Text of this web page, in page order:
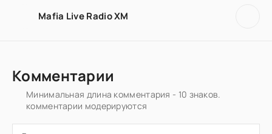
Mafia Live Radio XM
Комментарии
Минимальная длина комментария - 10 знаков.
комментарии модерируются